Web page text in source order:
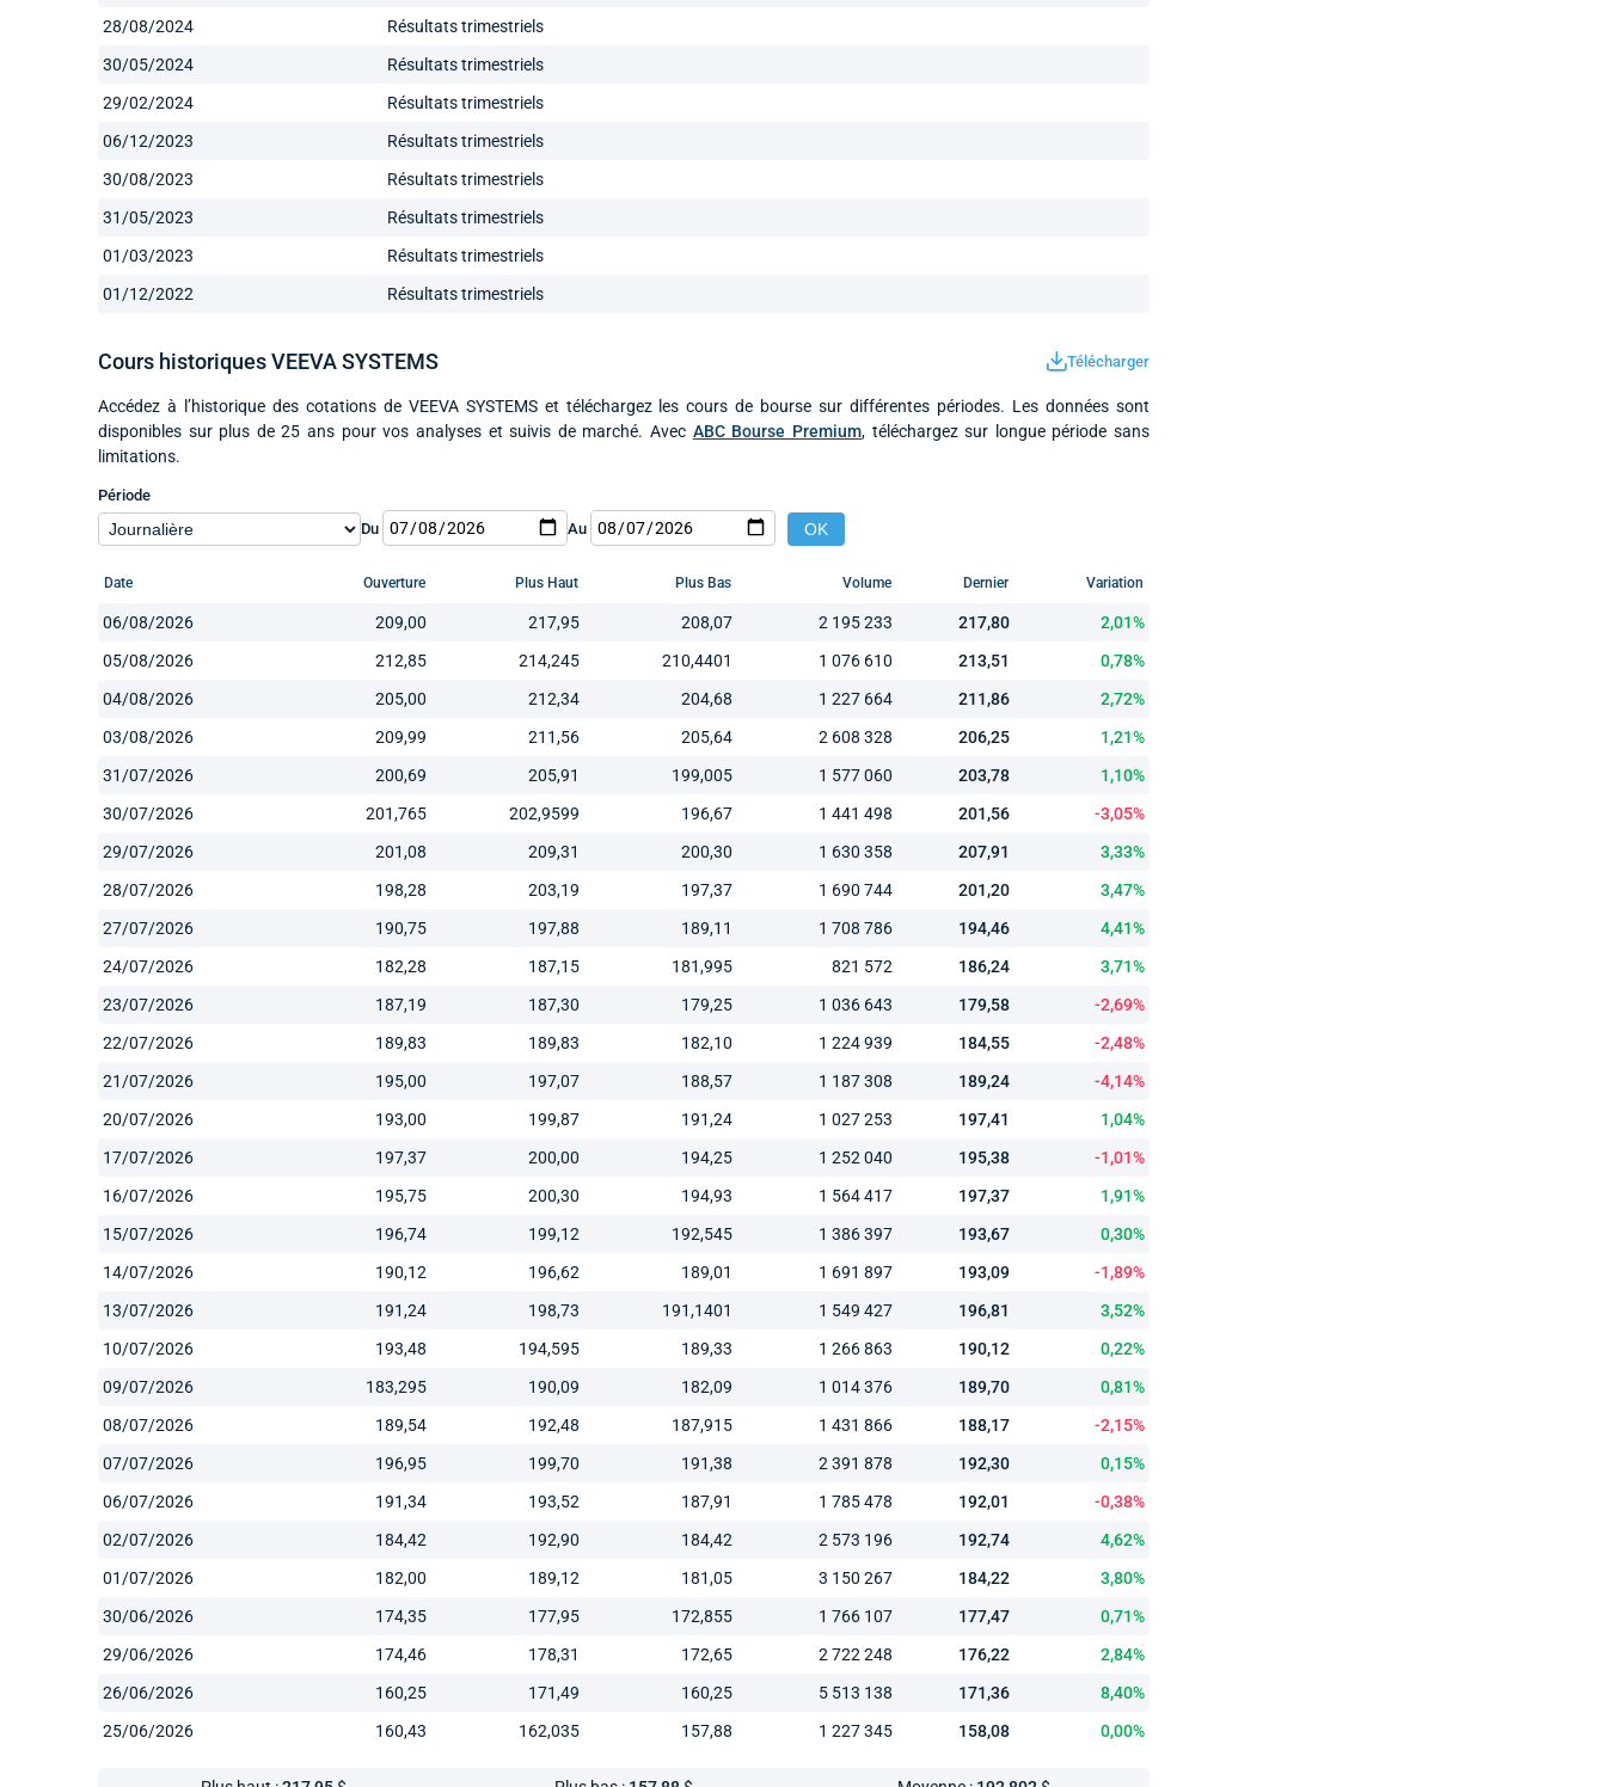
28/08/2024
Résultats trimestriels
30/05/2024
Résultats trimestriels
29/02/2024
Résultats trimestriels
06/12/2023
Résultats trimestriels
30/08/2023
Résultats trimestriels
31/05/2023
Résultats trimestriels
01/03/2023
Résultats trimestriels
01/12/2022
Résultats trimestriels
Cours historiques VEEVA SYSTEMS Télécharger
Accédez à l’historique des cotations de VEEVA SYSTEMS et téléchargez les cours de bourse sur différentes périodes. Les données sont
disponibles sur plus de 25 ans pour vos analyses et suivis de marché. Avec ABC Bourse Premium, téléchargez sur longue période sans
limitations.
Période
Du
Au
Date Ouverture Plus Haut Plus Bas Volume Dernier Variation
06/08/2026 209,00 217,95 208,07 2 195 233 217,80
2,01%
05/08/2026
212,85 214,245 210,4401 1 076 610 213,51
0,78%
04/08/2026
205,00 212,34 204,68 1 227 664 211,86
2,72%
03/08/2026
209,99 211,56 205,64 2 608 328 206,25
1,21%
31/07/2026
200,69 205,91 199,005 1 577 060 203,78
1,10%
30/07/2026
201,765 202,9599 196,67 1 441 498 201,56
-3,05%
29/07/2026
201,08 209,31 200,30 1 630 358 207,91
3,33%
28/07/2026
198,28 203,19 197,37 1 690 744 201,20
3,47%
27/07/2026
190,75 197,88 189,11 1 708 786 194,46
4,41%
24/07/2026
182,28 187,15 181,995 821 572 186,24
3,71%
23/07/2026
187,19 187,30 179,25 1 036 643 179,58
-2,69%
22/07/2026
189,83 189,83 182,10 1 224 939 184,55
-2,48%
21/07/2026
195,00 197,07 188,57 1 187 308 189,24
-4,14%
20/07/2026
193,00 199,87 191,24 1 027 253 197,41
1,04%
17/07/2026
197,37 200,00 194,25 1 252 040 195,38
-1,01%
16/07/2026
195,75 200,30 194,93 1 564 417 197,37
1,91%
15/07/2026
196,74 199,12 192,545 1 386 397 193,67
0,30%
14/07/2026
190,12 196,62 189,01 1 691 897 193,09
-1,89%
13/07/2026
191,24 198,73 191,1401 1 549 427 196,81
3,52%
10/07/2026
193,48 194,595 189,33 1 266 863 190,12
0,22%
09/07/2026
183,295 190,09 182,09 1 014 376 189,70
0,81%
08/07/2026
189,54 192,48 187,915 1 431 866 188,17
-2,15%
07/07/2026
196,95 199,70 191,38 2 391 878 192,30
0,15%
06/07/2026
191,34 193,52 187,91 1 785 478 192,01
-0,38%
02/07/2026
184,42 192,90 184,42 2 573 196 192,74
4,62%
01/07/2026
182,00 189,12 181,05 3 150 267 184,22
3,80%
30/06/2026
174,35 177,95 172,855 1 766 107 177,47
0,71%
29/06/2026
174,46 178,31 172,65 2 722 248 176,22
2,84%
26/06/2026
160,25 171,49 160,25 5 513 138 171,36
8,40%
25/06/2026
160,43 162,035 157,88 1 227 345 158,08 0,00%